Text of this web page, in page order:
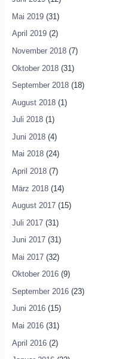
Mai 2019(31)
April 2019(2)
November 2018(7)
Oktober 2018(31)
September 2018(18)
August 2018(1)
Juli 2018(1)
Juni 2018(4)
Mai 2018(24)
April 2018(7)
März 2018(14)
August 2017(15)
Juli 2017(31)
Juni 2017(31)
Mai 2017(32)
Oktober 2016(9)
September 2016(23)
Juni 2016(15)
Mai 2016(31)
April 2016(2)